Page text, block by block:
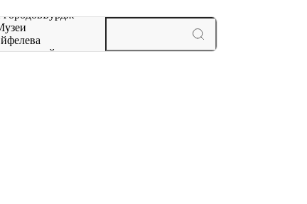
городовБурдж-
и